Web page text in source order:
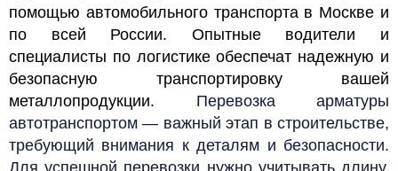
помощью автомобильного транспорта в Москве и
по всей России. Опытные водители и
специалисты по логистике обеспечат надежную и
безопасную транспортировку вашей
металлопродукции. Перевозка арматуры
автотранспортом — важный этап в строительстве,
требующий внимания к деталям и безопасности.
Для успешной перевозки нужно учитывать длину,